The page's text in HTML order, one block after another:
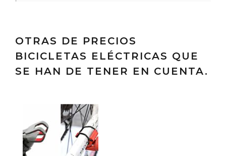
OTRAS DE PRECIOS
BICICLETAS ELÉCTRICAS QUE
SE HAN DE TENER EN CUENTA.